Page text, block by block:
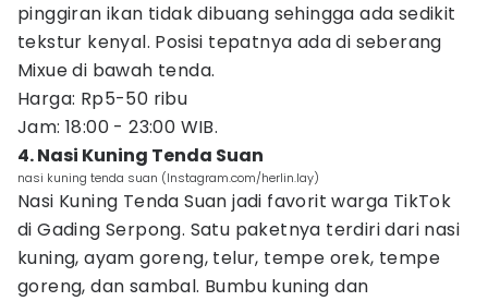
pinggiran ikan tidak dibuang sehingga ada sedikit
tekstur kenyal. Posisi tepatnya ada di seberang
Mixue di bawah tenda.
Harga: Rp5-50 ribu
Jam: 18:00 - 23:00 WIB.
4. Nasi Kuning Tenda Suan
nasi kuning tenda suan (Instagram.com/herlin.lay)
Nasi Kuning Tenda Suan jadi favorit warga TikTok
di Gading Serpong. Satu paketnya terdiri dari nasi
kuning, ayam goreng, telur, tempe orek, tempe
goreng, dan sambal. Bumbu kuning dan